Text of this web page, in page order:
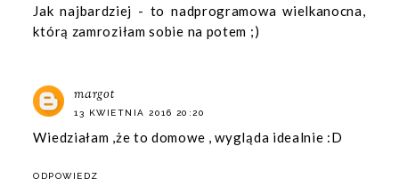
Jak najbardziej - to nadprogramowa wielkanocna,
którą zamroziłam sobie na potem ;)
margot
13 KWIETNIA 2016 20:20
Wiedziałam ,że to domowe , wygląda idealnie :D
ODPOWIEDZ